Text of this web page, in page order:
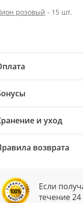
розовый - 15 шт.
и уход
возврата
Если
течение